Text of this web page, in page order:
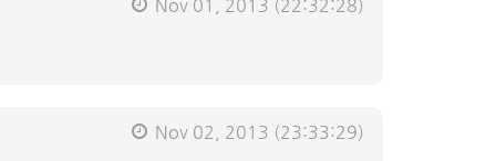
Nov 01, 2013 (22:32:28)
Nov 02, 2013 (23:33:29)